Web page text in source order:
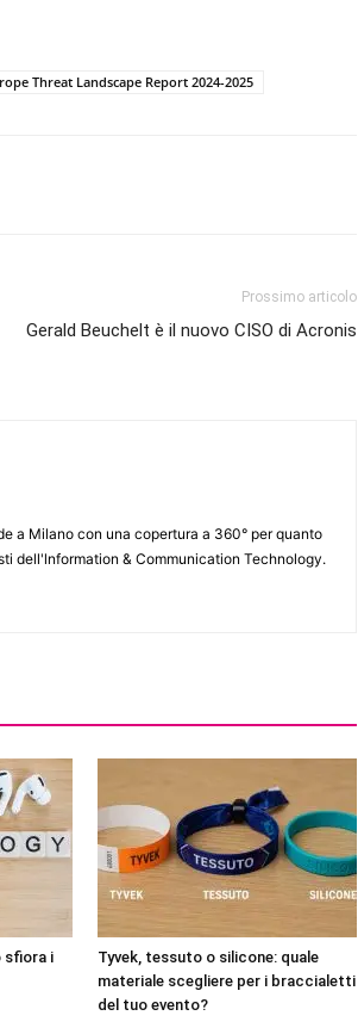
Threat Landscape Report 2024-2025
Prossimo articolo
Gerald Beuchelt è il nuovo CISO di Acronis
a Milano con una copertura a 360° per quanto
dell'lnformation & Communication Technology.
sfiora i
Tyvek, tessuto o silicone: quale
materiale scegliere per i braccialetti
del tuo evento?